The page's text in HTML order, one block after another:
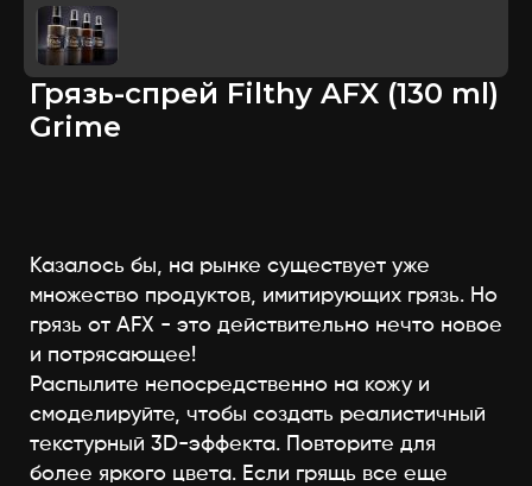
Грязь-спрей Filthy AFX (130 ml)
Grime
Казалось бы, на рынке существует уже
множество продуктов, имитирующих грязь. Но
грязь от AFX - это действительно нечто новое
и потрясающее!
Распылите непосредственно на кожу и
смоделируйте, чтобы создать реалистичный
текстурный 3D-эффекта. Повторите для
более яркого цвета. Если грящь все еще